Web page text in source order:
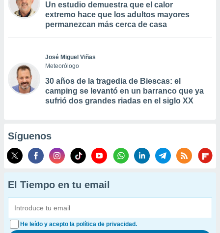
Un estudio demuestra que el calor
extremo hace que los adultos mayores
permanezcan más cerca de casa
José Miguel Viñas
Meteorólogo
30 años de la tragedia de Biescas: el
camping se levantó en un barranco que ya
sufrió dos grandes riadas en el siglo XX
Síguenos
El Tiempo en tu email
He leído y acepto la política de privacidad.